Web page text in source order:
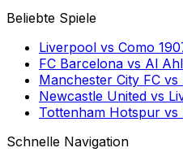
Beliebte Spiele
Liverpool vs Como
FC Barcelona vs Al
Manchester City FC vs
Newcastle United vs
Tottenham Hotspur vs
Schnelle Navigation